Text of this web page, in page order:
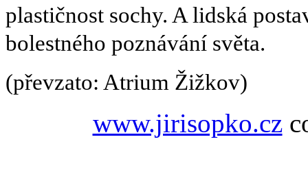
plastičnost sochy. A lidská
bolestného poznávání světa.
(převzato: Atrium Žižkov)
www.jirisopko.cz